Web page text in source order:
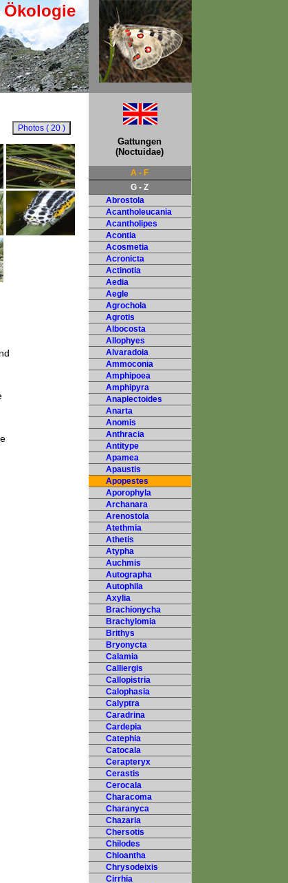
Gattungen
(Noctuidae)
A - F
G - Z
Abrostola
Acantholeucania
Acantholipes
Acontia
Acosmetia
Acronicta
Actinotia
Aedia
Aegle
Agrochola
Agrotis
Albocosta
Allophyes
Alvaradoia
Ammoconia
Amphipoea
Amphipyra
Anaplectoides
Anarta
Anomis
Anthracia
Antitype
Apamea
Apaustis
Apopestes
Aporophyla
Archanara
Arenostola
Atethmia
Athetis
Atypha
Auchmis
Autographa
Autophila
Axylia
Brachionycha
Brachylomia
Brithys
Bryonycta
Calamia
Calliergis
Callopistria
Calophasia
Calyptra
Caradrina
Cardepia
Catephia
Catocala
Cerapteryx
Cerastis
Cerocala
Characoma
Charanyca
Chazaria
Chersotis
Chilodes
Chloantha
Chrysodeixis
Cirrhia